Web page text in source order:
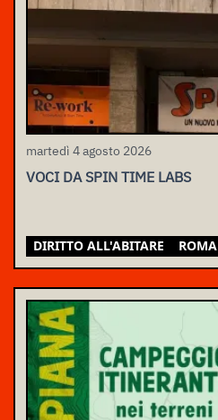
martedì 4 agosto 2026
VOCI DA SPIN TIME LABS
DIRITTO ALL'ABITARE ROMA